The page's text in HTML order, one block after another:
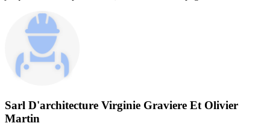
Sarl D'architecture Virginie Graviere Et Olivier
Martin